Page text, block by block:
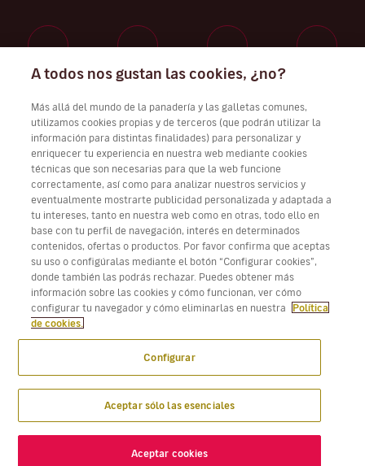
Descarga Volotea App para iOS y Android
A todos nos gustan las cookies, ¿no?
Más allá del mundo de la panadería y las galletas comunes,
utilizamos cookies propias y de terceros (que podrán utilizar la
información para distintas finalidades) para personalizar y
enriquecer tu experiencia en nuestra web mediante cookies
técnicas que son necesarias para que la web funcione
correctamente, así como para analizar nuestros servicios y
eventualmente mostrarte publicidad personalizada y adaptada a
tu intereses, tanto en nuestra web como en otras, todo ello en
base con tu perfil de navegación, interés en determinados
contenidos, ofertas o productos. Por favor confirma que aceptas
su uso o configúralas mediante el botón “Configurar cookies”,
donde también las podrás rechazar. Puedes obtener más
información sobre las cookies y cómo funcionan, ver cómo
configurar tu navegador y cómo eliminarlas en nuestra
Política
de cookies.
Configurar
Aceptar sólo las esenciales
Aceptar cookies